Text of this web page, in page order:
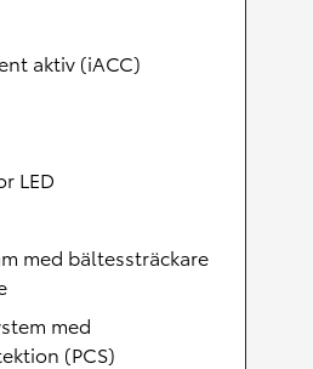
aktiv (iACC)
LED
med bältessträckare
med
(PCS)